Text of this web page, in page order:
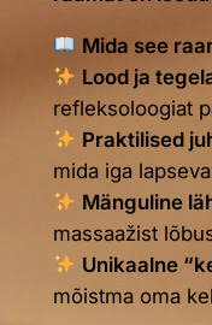
Mida see
Lood ja
refleksoloogiat
Praktilised
mida iga
Mänguline
massaažist
Unikaalne
mõistma oma